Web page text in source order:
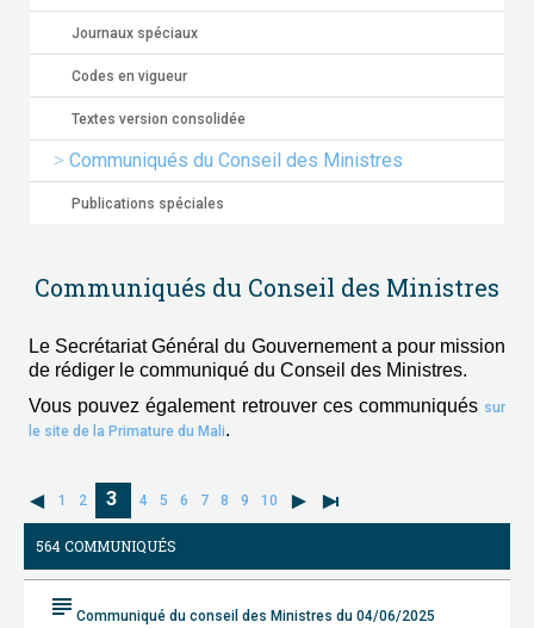
Journaux spéciaux
Codes en vigueur
Textes version consolidée
Communiqués du Conseil des Ministres
Publications spéciales
Communiqués du Conseil des Ministres
Le Secrétariat Général du Gouvernement a pour mission
de rédiger le communiqué du Conseil des Ministres.
Vous pouvez également retrouver ces communiqués sur
le site de la Primature du Mali.
1 2 3 4 5 6 7 8 9 10
564 COMMUNIQUÉS
subject Communiqué du conseil des Ministres du 04/06/2025